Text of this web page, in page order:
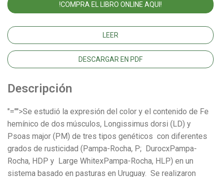
!COMPRA EL LIBRO ONLINE AQUI!
LEER
DESCARGAR EN PDF
Descripción
"="">Se estudió la expresión del color y el contenido de Fe
hemínico de dos músculos, Longissimus dorsi (LD) y
Psoas major (PM) de tres tipos genéticos con diferentes
grados de rusticidad (Pampa-Rocha, P; DurocxPampa-
Rocha, HDP y Large WhitexPampa-Rocha, HLP) en un
sistema basado en pasturas en Uruguay. Se realizaron